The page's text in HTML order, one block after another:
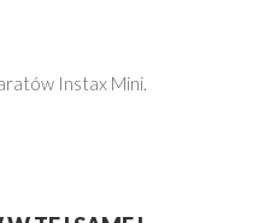
Instax Mini.